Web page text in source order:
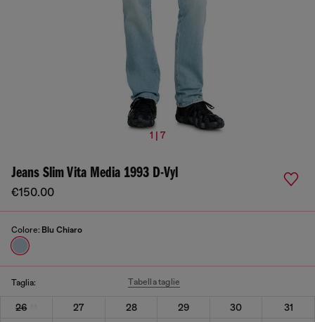
1 | 7
Jeans Slim Vita Media 1993 D-Vyl
€150.00
Colore: Blu Chiaro
Taglia: Tabella taglie
26 27 28 29 30
31